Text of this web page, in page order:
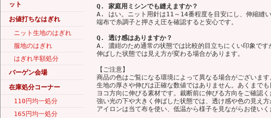
ット
お値打ちなはぎれ
ニット生地のはぎれ
服地のはぎれ
はぎれ半額処分
バーゲン会場
在庫処分コーナー
110円均一処分
165円均一処分
Q. 家庭用ミシンでも縫えますか？
A. はい。ニット用針は11～14番程度を目安にし、伸縮縫
端布で糸調子と押さえ圧を確認すると安心です。
Q. 透け感はありますか？
A. 濃紺のため通常の状態では比較的目立ちにくい印象です
伸ばした状態では見え方が変わる場合があります。
【ご注意】
商品の色はご覧になる環境によって異なる場合がございます
生地の厚さや伸びは正確な数値ではありません。あくまでも
ヨコ方向に伸びる素材です。裁断前に伸びる方向をご確認く
強い光の下や大きく伸ばした状態では、透け感や色の見え方
アイロンは当て布を使い、低温から様子を見ながらお使いく